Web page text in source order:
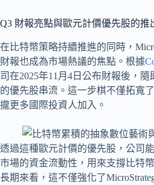
Q3 財報亮點與歐元計價優先股的推
在比特幣策略持續推進的同時，
財報也成為市場熱議的焦點。根據
司在2025年11月4日公布財報後，
的優先股串流。這一步棋不僅拓寬
攏更多國際投資人加入。
透過這種歐元計價的優先股，公司
市場的資金流動性，用來支撐比特
長期來看，這不僅強化了